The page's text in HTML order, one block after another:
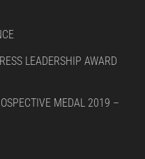
LEADERSHIP AWARD
MEDAL 2019 –